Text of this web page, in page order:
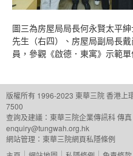
圖三為房屋局局長何永賢太平
先生（右四）、房屋局副局長
員，參觀《啟德．東寓》示範單
版權所有 1996-2023 東華三院香港上
7500
查詢及建議： 東華三院企業傳訊科傳
enquiry@tungwah.org.hk
網站管理： 東華三院網頁私隱條例